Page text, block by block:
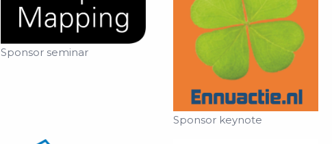
Sponsor seminar
Sponsor keynote